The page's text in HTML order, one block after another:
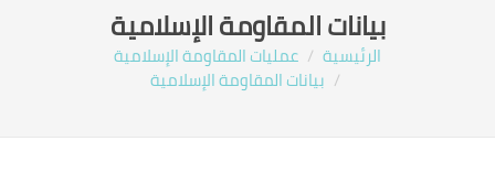
بيانات المقاومة الإسلامية
الرئيسية عمليات المقاومة الإسلامية
بيانات المقاومة الإسلامية